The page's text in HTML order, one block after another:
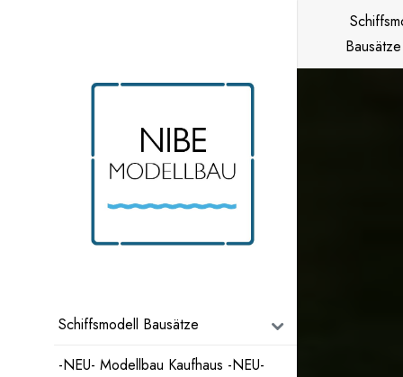
Schiffsmodell Bausätze
-NEU- Modellbau Kaufhaus -NEU-
Bausätze